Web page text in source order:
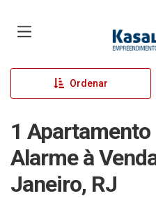
Ordenar
1
Alarme à
Janeiro, RJ